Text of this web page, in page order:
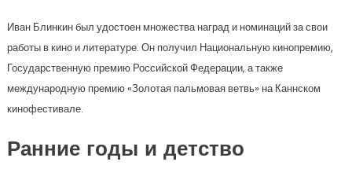
Иван Блинкин был удостоен множества наград и номинаций за свои
работы в кино и литературе. Он получил Национальную кинопремию,
Государственную премию Российской Федерации, а также
международную премию «Золотая пальмовая ветвь» на Каннском
кинофестивале.
Ранние годы и детство